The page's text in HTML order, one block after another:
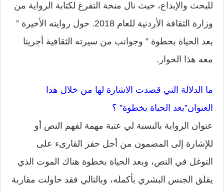
للبحث والإبداع، حيث نال منحة التفرغ لكتابة الرواية من
وزارة الثقافة الأردنية للعام 2018. حول روايته الأخيرة ”
بعد الحياة بخطوة ” وجوانب من سيرته الثقافية أجرينا
معه هذا الحوار.
ما الدلالة التي قصدت الاشارة لها من خلال هذا
العنوان”بعد الحياة بخطوة” ؟
عنوان الرواية بالنسبة لي عتبة مهمة لفهم النص أو
للإشارة إلى المضمون من أجل حفز القارىء على
التوغل في النص، وبعد الحياة بخطوة هناك الموت الذي
يقلق الجنس البشري بأكمله، وبالتالي فقد حاولت مقاربة